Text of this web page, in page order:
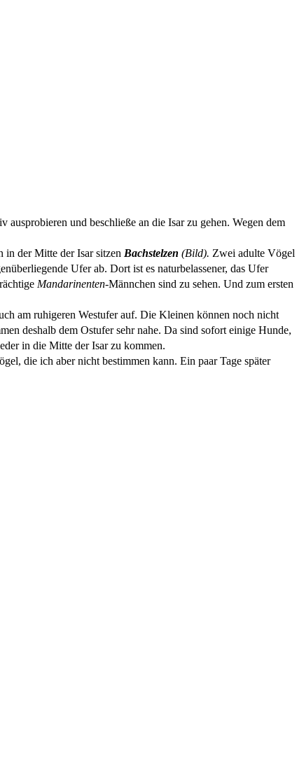
und beschließe an die Isar zu gehen. Wegen dem
in der Mitte der Isar sitzen Bachstelzen (Bild). Zwei adulte Vögel
Ufer ab. Dort ist es naturbelassener, das Ufer
Mandarinenten-Männchen sind zu sehen. Und zum ersten
am ruhigeren Westufer auf. Die Kleinen können noch nicht
deshalb dem Ostufer sehr nahe. Da sind sofort einige Hunde,
in die Mitte der Isar zu kommen.
die ich aber nicht bestimmen kann. Ein paar Tage später